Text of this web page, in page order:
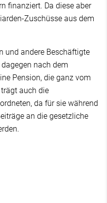
finanziert. Da diese aber
Zuschüsse aus dem
und andere Beschäftigte
nach dem
Pension, die ganz vom
auch die
da für sie während
an die gesetzliche